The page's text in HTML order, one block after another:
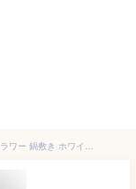
＜メール便 送料無料＞trivet Flower トリベット フラワー 鍋敷き ホワイト 7679 natura ナチュラ 山崎実業【鍋敷/鍋しき/なべしき/鍋布き/ナベ敷き/シリコン/ポットスタンド/ポットマット/耐熱/キッチン/雑貨/小物/おしゃれ/かわいい/yamazaki】